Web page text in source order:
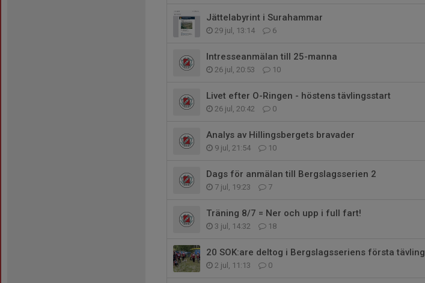
Jättelabyrint i Surahammar
29 jul, 13:14 6
Intresseanmälan till 25-manna
26 jul, 20:53 10
Livet efter O-Ringen - höstens tävlingsstart
26 jul, 20:42 0
Analys av Hillingsbergets bravader
9 jul, 21:54 10
Dags för anmälan till Bergslagsserien 2
7 jul, 19:23 7
Träning 8/7 = Ner och upp i full fart!
3 jul, 14:32 18
20 SOK:are deltog i Bergslagsseriens första tävling
2 jul, 11:13 0